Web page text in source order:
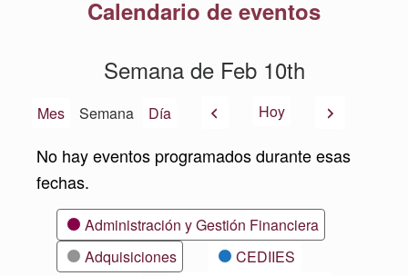
Calendario de eventos
Semana de Feb 10th
Mes Semana Día AnteriorHoy Siguiente
No hay eventos programados durante esas
fechas.
CategoríasAdministración y Gestión Financiera
Adquisiciones
CEDIIES